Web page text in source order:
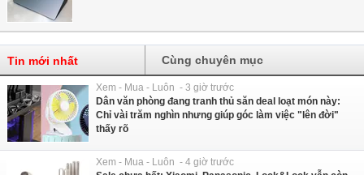
Tin mới nhất Cùng chuyên mục
Xem - Mua - Luôn - 3 giờ trước
Dân văn phòng đang tranh thủ săn deal loạt món này:
Chỉ vài trăm nghìn nhưng giúp góc làm việc "lên đời"
thấy rõ
Xem - Mua - Luôn - 4 giờ trước